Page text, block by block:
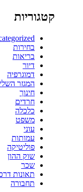
קטגוריות
בחירות
בריאות
דיור
דמוגרפיה
המגזר
חינוך
חרדים
כלכלה
משפט
עוני
עמותות
פוליטיקה
שוק ההון
שכר
תאונות
תחבורה